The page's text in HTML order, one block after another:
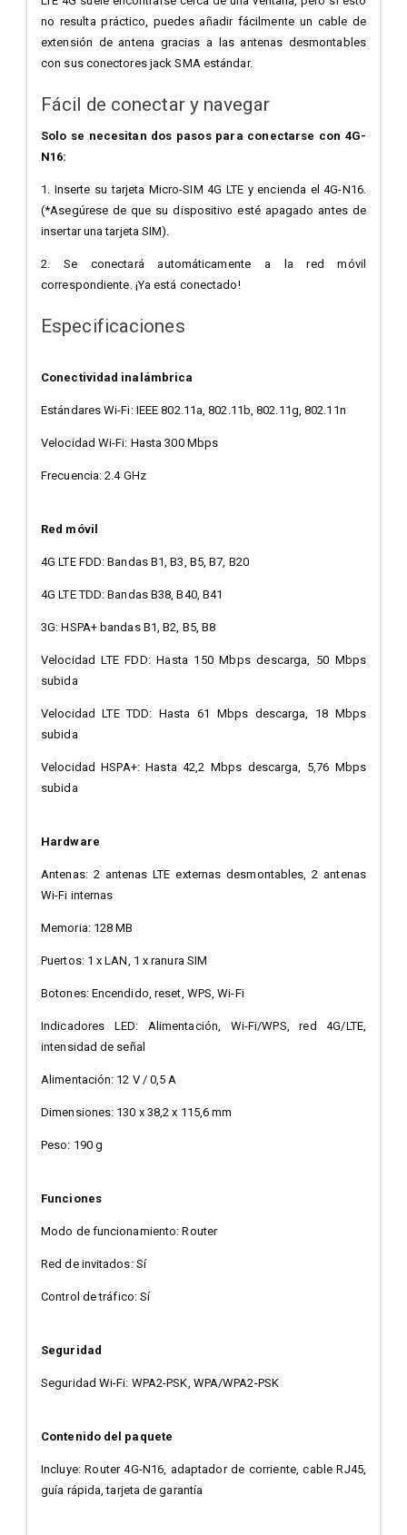
no resulta práctico, puedes añadir fácilmente un cable de
extensión de antena gracias a las antenas desmontables
con sus conectores jack SMA estándar.
Fácil de conectar y navegar
Solo se necesitan dos pasos para conectarse con 4G-
N16:
1. Inserte su tarjeta Micro-SIM 4G LTE y encienda el 4G-N16.
(*Asegúrese de que su dispositivo esté apagado antes de
insertar una tarjeta SIM).
2. Se conectará automáticamente a la red móvil
correspondiente. ¡Ya está conectado!
Especificaciones
Conectividad inalámbrica
Estándares Wi-Fi: IEEE 802.11a, 802.11b, 802.11g, 802.11n
Velocidad Wi-Fi: Hasta 300 Mbps
Frecuencia: 2.4 GHz
Red móvil
4G LTE FDD: Bandas B1, B3, B5, B7, B20
4G LTE TDD: Bandas B38, B40, B41
3G: HSPA+ bandas B1, B2, B5, B8
Velocidad LTE FDD: Hasta 150 Mbps descarga, 50 Mbps
subida
Velocidad LTE TDD: Hasta 61 Mbps descarga, 18 Mbps
subida
Velocidad HSPA+: Hasta 42,2 Mbps descarga, 5,76 Mbps
subida
Hardware
Antenas: 2 antenas LTE externas desmontables, 2 antenas
Wi-Fi internas
Memoria: 128 MB
Puertos: 1 x LAN, 1 x ranura SIM
Botones: Encendido, reset, WPS, Wi-Fi
Indicadores LED: Alimentación, Wi-Fi/WPS, red 4G/LTE,
intensidad de señal
Alimentación: 12 V / 0,5 A
Dimensiones: 130 x 38,2 x 115,6 mm
Peso: 190 g
Funciones
Modo de funcionamiento: Router
Red de invitados: Sí
Control de tráfico: Sí
Seguridad
Seguridad Wi-Fi: WPA2-PSK, WPA/WPA2-PSK
Contenido del paquete
Incluye: Router 4G-N16, adaptador de corriente, cable RJ45,
guía rápida, tarjeta de garantía